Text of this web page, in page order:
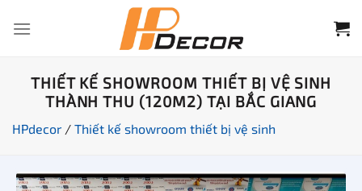
đến
THIẾT KẾ SHOWROOM THIẾT BỊ VỆ SINH
THÀNH THU (120M2) TẠI BẮC GIANG
HPdecor / Thiết kế showroom thiết bị vệ sinh